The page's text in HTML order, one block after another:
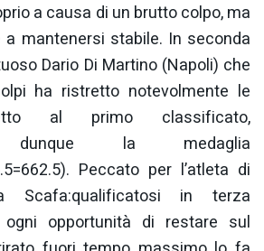
a causa di un brutto colpo, ma
mantenersi stabile. In seconda
Dario Di Martino (Napoli) che
ha ristretto notevolmente le
al primo classificato,
dunque la medaglia
Peccato per l’atleta di
Scafa:qualificatosi in terza
ogni opportunità di restare sul